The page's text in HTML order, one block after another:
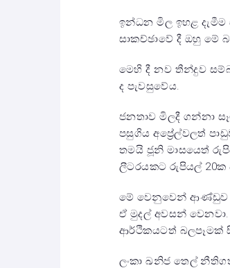
ඉන්ධන මිල ඉහළ දැමීම
සාකච්ඡාවේ දී ඔහු මේ
මෙහි දී නව තීන්දුව
ද පැවසුවේය.
ජනතාව මිලදී ගන්නා
පසුගිය අප්‍රේල්වලත්
තමයි ජූනි මාසයෙත්
ලීටරයකට රුපියල් 20ක
මේ වෙනුවෙන් ආණ්ඩුව
ඒ මුදල් අවසන්
ආර්ථිකයටත් බලපෑමක්
ලංකා ඛනිජ තෙල්